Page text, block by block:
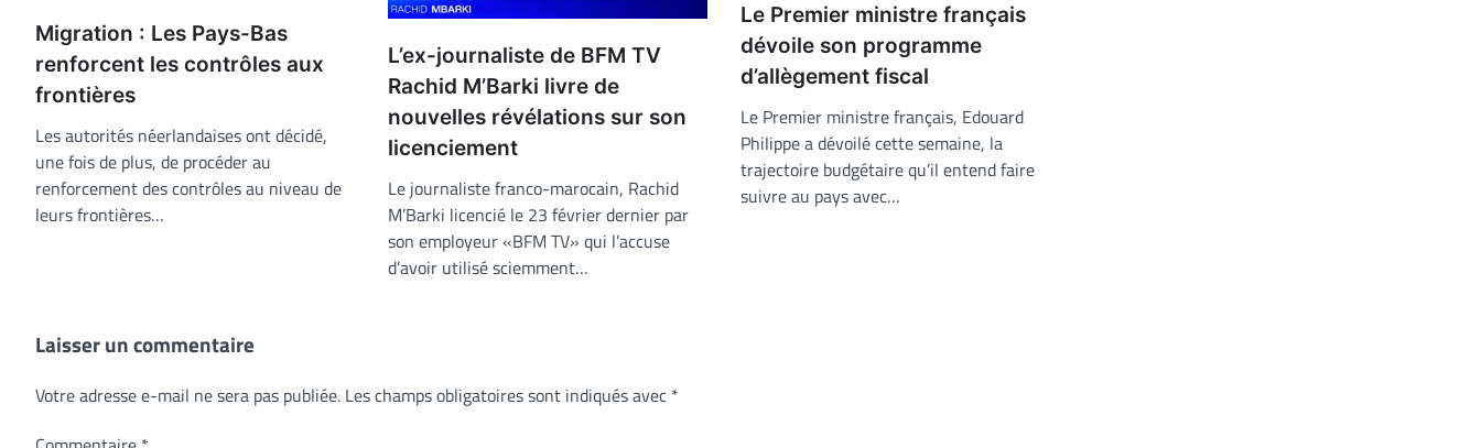
Migration : Les Pays-Bas
renforcent les contrôles aux
frontières
Les autorités néerlandaises ont décidé,
une fois de plus, de procéder au
renforcement des contrôles au niveau de
leurs frontières…
L’ex-journaliste de BFM TV
Rachid M’Barki livre de
nouvelles révélations sur son
licenciement
Le journaliste franco-marocain, Rachid
M’Barki licencié le 23 février dernier par
son employeur «BFM TV» qui l’accuse
d’avoir utilisé sciemment…
Le Premier ministre français
dévoile son programme
d’allègement fiscal
Le Premier ministre français, Edouard
Philippe a dévoilé cette semaine, la
trajectoire budgétaire qu’il entend faire
suivre au pays avec…
Laisser un commentaire
Votre adresse e-mail ne sera pas publiée. Les champs obligatoires sont indiqués avec *